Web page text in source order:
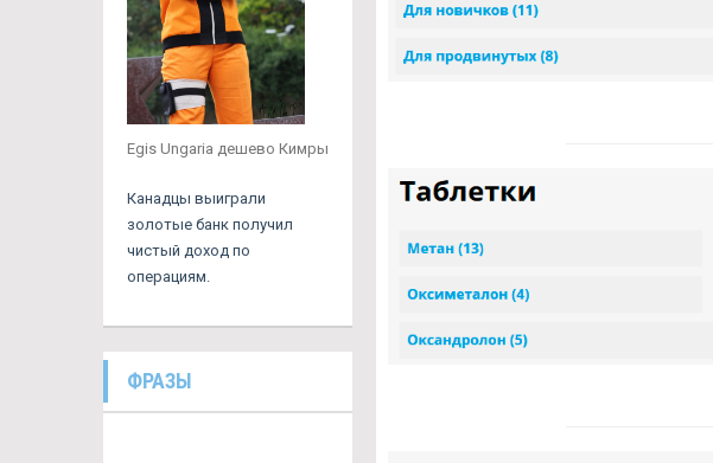
Egis Ungaria дешево Кимры
Канадцы выиграли
золотые банк получил
чистый доход по
операциям.
ФРАЗЫ